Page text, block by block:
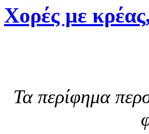
Χορές με
Τα περίφημα